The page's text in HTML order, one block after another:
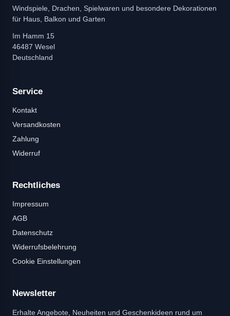
Windspiele, Drachen, Spielwaren und besondere Dekorationen
für Haus, Balkon und Garten
Im Hamm 15
46487 Wesel
Deutschland
Service
Kontakt
Versandkosten
Zahlung
Widerruf
Rechtliches
Impressum
AGB
Datenschutz
Widerrufsbelehrung
Cookie Einstellungen
Newsletter
Erhalte Angebote, Neuheiten und Geschenkideen rund um